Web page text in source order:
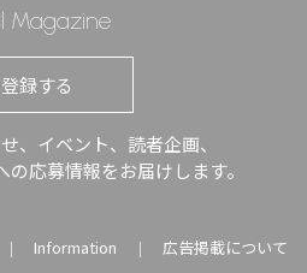
Magazine
登録する
、イベント、読者企画、
応募情報をお届けします。
｜ Information ｜ 広告掲載について